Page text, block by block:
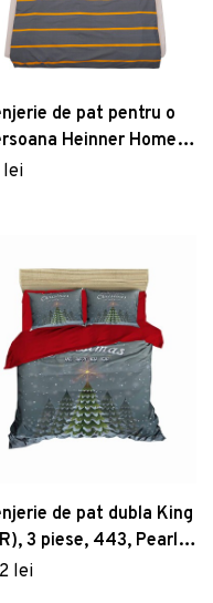
de pat pentru o
Heinner Home,
cm, bumbac, gri
lei
de pat dubla King
3 piese, 443, Pearl
Poliester Satinat
lei